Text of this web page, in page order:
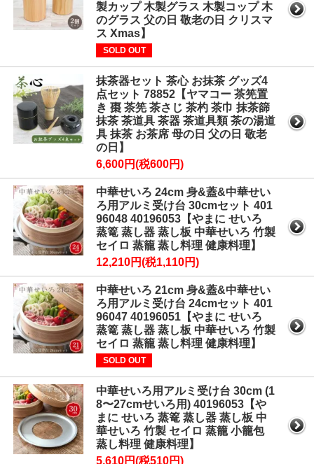
製カップ 木製グラス 木製コップ 木
のグラス 父の日 敬老の日 クリスマ
ス Xmas】
SOLD OUT
抹茶器セット 茶心 お抹茶 グッズ4
点セット 78852【ヤマコー 茶筅置
き 棗 茶筅 茶さじ 茶杓 茶巾 抹茶篩
抹茶 茶道具 茶器 茶道具類 茶の湯道
具 抹茶 お茶席 母の日 父の日 敬老
の日】
6,600円(税600円)
中華せいろ 24cm 身&蓋&中華せい
ろ用アルミ受け台 30cmセット 401
96048 40196053【やまに せいろ
蒸篭 蒸し器 蒸し板 中華せいろ 竹製
セイロ 蒸籠 蒸し料理 健康料理】
12,210円(税1,110円)
中華せいろ 21cm 身&蓋&中華せい
ろ用アルミ受け台 24cmセット 401
96047 40196051【やまに せいろ
蒸篭 蒸し器 蒸し板 中華せいろ 竹製
セイロ 蒸籠 蒸し料理 健康料理】
SOLD OUT
中華せいろ用アルミ受け台 30cm (1
8〜27cmせいろ用) 40196053【や
まに せいろ 蒸篭 蒸し器 蒸し板 中
華せいろ 竹製 セイロ 蒸籠 小籠包
蒸し料理 健康料理】
5,610円(税510円)